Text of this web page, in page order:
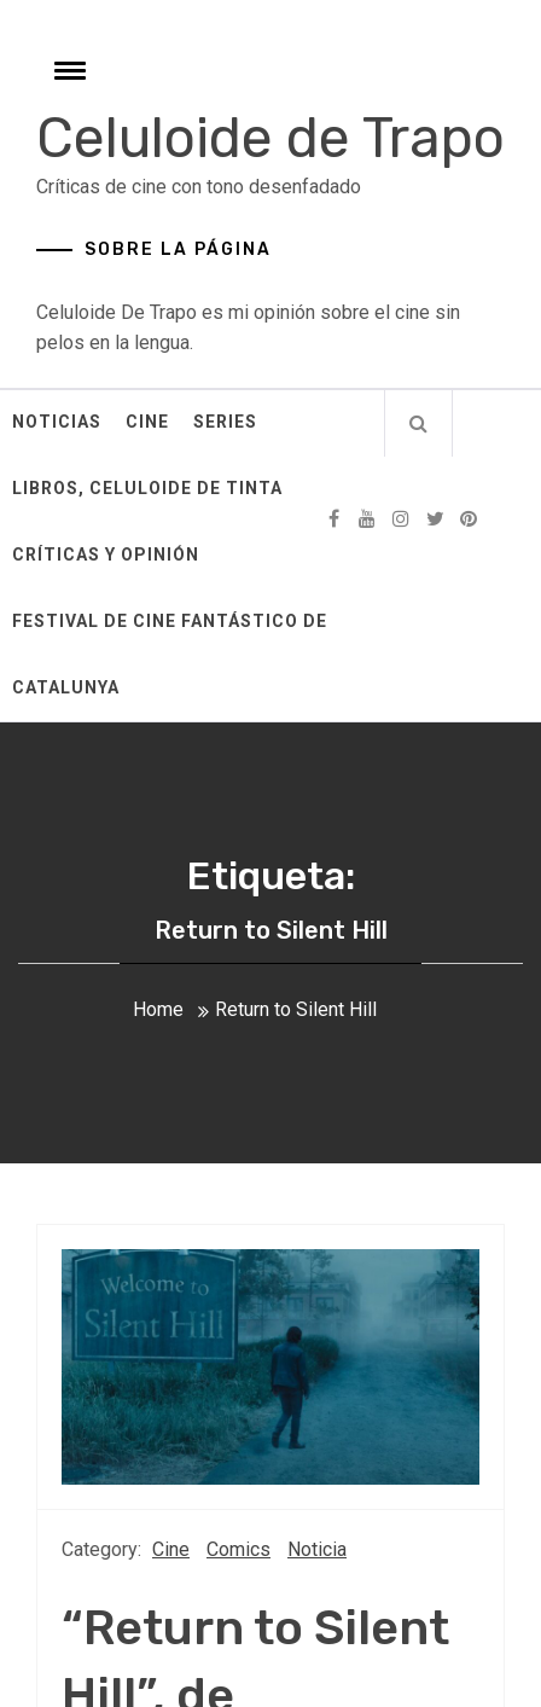
contentToggle
Celuloide de Trapo
Críticas de cine con tono desenfadado
SOBRE LA PÁGINA
Celuloide De Trapo es mi opinión sobre el cine sin
pelos en la lengua.
NOTICIAS CINE SERIES
LIBROS, CELULOIDE DE TINTA
CRÍTICAS Y OPINIÓN
FESTIVAL DE CINE FANTÁSTICO DE
CATALUNYA
Etiqueta:
Return to Silent Hill
Home Return to Silent Hill
Category: Cine Comics Noticia
“Return to Silent
Hill”, de